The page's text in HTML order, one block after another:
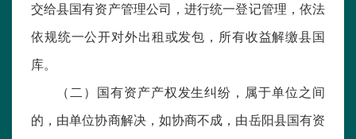
交给县国有资产管理公司，进行统一登记管理，依法
依规统一公开对外出租或发包，所有收益解缴县国
库。
（二）国有资产产权发生纠纷，属于单位之间
的，由单位协商解决，如协商不成，由岳阳县国有资